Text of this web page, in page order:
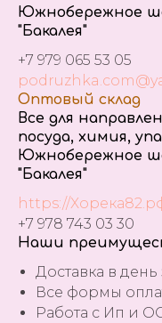
Южнобережное
"Бакалея"
+7 979 065 53 05
Оптовый склад
Все для
посуда, химия,
Южнобережное
"Бакалея"
https://
+7 978 743 03 30
Наши
Доставка в день
Все формы
Работа с Ип и